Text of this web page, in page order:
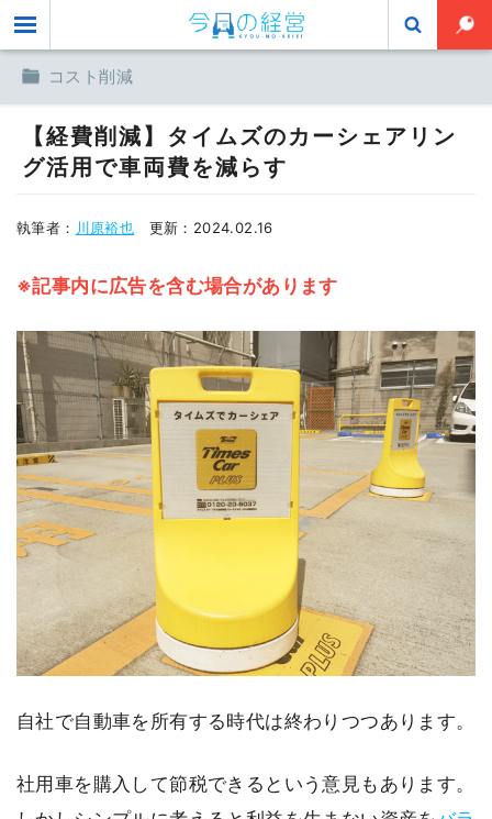
toggle
コスト削減
【経費削減】タイムズのカーシェアリン
グ活用で車両費を減らす
執筆者： 川原裕也 更新： 2024.02.16
※記事内に広告を含む場合があります
自社で自動車を所有する時代は終わりつつあります。
社用車を購入して節税できるという意見もあります。